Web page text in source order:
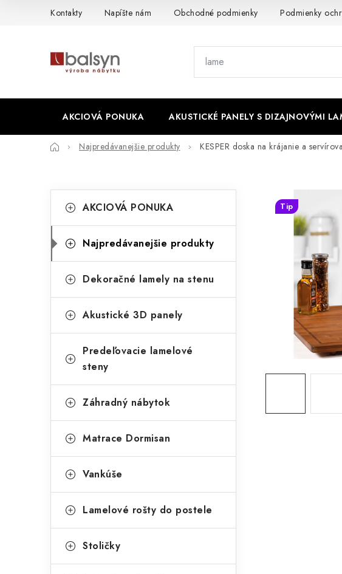
Kontakty Napíšte nám Obchodné podmienky Podmienky
AKCIOVÁ PONUKA AKUSTICKÉ PANELY S DIZAJNOVÝMI
DomovNajpredávanejšie produkty KESPER doska na krájanie a
o
č
n
ý
a
e
kategórie
a
t
e
ó
i
AKCIOVÁ PONUKA
Najpredávanejšie produkty
Dekoračné lamely na stenu
Akustické 3D panely
Predeľovacie lamelové
steny
Záhradný nábytok
Matrace Dormisan
Vankúše
Lamelové rošty do postele
Stoličky
Tip